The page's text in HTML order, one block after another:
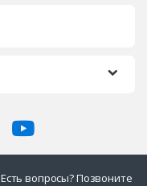
Есть вопросы? Позвоните